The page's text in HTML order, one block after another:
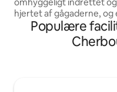
hjertet af gågaderne, og
byde dig velkommen Beliggende på 1.
sal, er bygningen delt
Populære